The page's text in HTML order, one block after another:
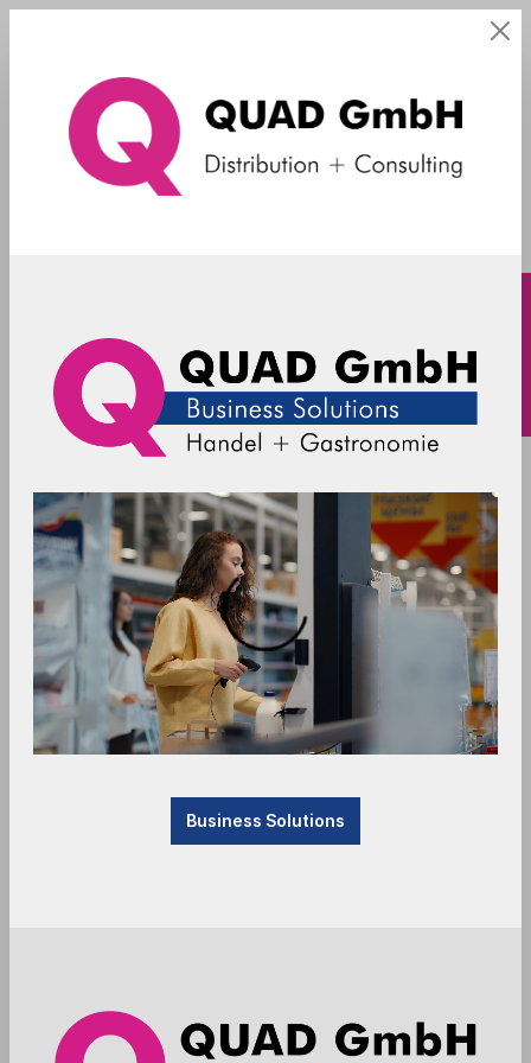
Portfolio
Advanced Systems
Consulting & Support
Das Unternehmen
News
Kontakt
Versand- und
Zahlungsbedingungen
Alle Preise verstehen sich in Euro netto, zzgl.
Business Solutions